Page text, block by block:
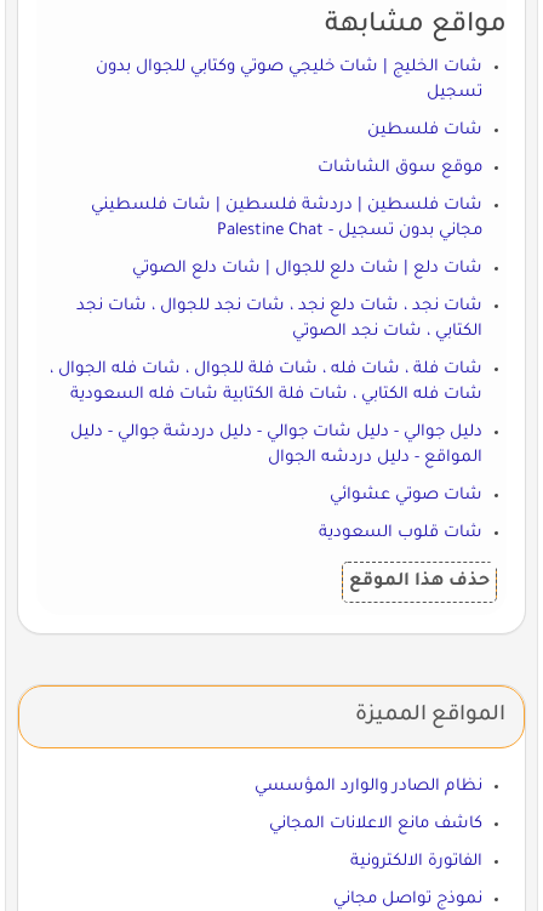
مواقع مشابهة
شات الخليج | شات خليجي صوتي وكتابي للجوال بدون
تسجيل
شات فلسطين
موقع سوق الشاشات
شات فلسطين | دردشة فلسطين | شات فلسطيني
مجاني بدون تسجيل - Palestine Chat
شات دلع | شات دلع للجوال | شات دلع الصوتي
شات نجد ، شات دلع نجد ، شات نجد للجوال ، شات نجد
الكتابي ، شات نجد الصوتي
شات فلة ، شات فله ، شات فلة للجوال ، شات فله الجوال ،
شات فله الكتابي ، شات فلة الكتابية شات فله السعودية
دليل جوالي - دليل شات جوالي - دليل دردشة جوالي - دليل
المواقع - دليل دردشه الجوال
شات صوتي عشوائي
شات قلوب السعودية
حذف هذا الموقع
المواقع المميزة
نظام الصادر والوارد المؤسسي
كاشف مانع الاعلانات المجاني
الفاتورة الالكترونية
نموذج تواصل مجاني